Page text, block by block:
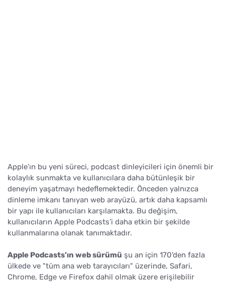
Apple’ın bu yeni süreci, podcast dinleyicileri için önemli bir
kolaylık sunmakta ve kullanıcılara daha bütünleşik bir
deneyim yaşatmayı hedeflemektedir. Önceden yalnızca
dinleme imkanı tanıyan web arayüzü, artık daha kapsamlı
bir yapı ile kullanıcıları karşılamakta. Bu değişim,
kullanıcıların Apple Podcasts’i daha etkin bir şekilde
kullanmalarına olanak tanımaktadır.
Apple Podcasts’ın web sürümü şu an için 170'den fazla
ülkede ve "tüm ana web tarayıcıları" üzerinde, Safari,
Chrome, Edge ve Firefox dahil olmak üzere erişilebilir